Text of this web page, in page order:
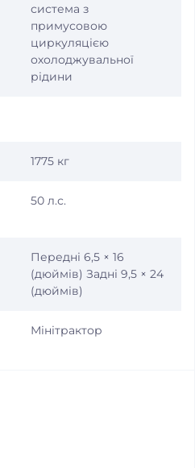
система з
примусовою
циркуляцією
охолоджувальної
рідини
1775 кг
50 л.с.
Передні 6,5 × 16
(дюймів) Задні 9,5 × 24
(дюймів)
Мінітрактор